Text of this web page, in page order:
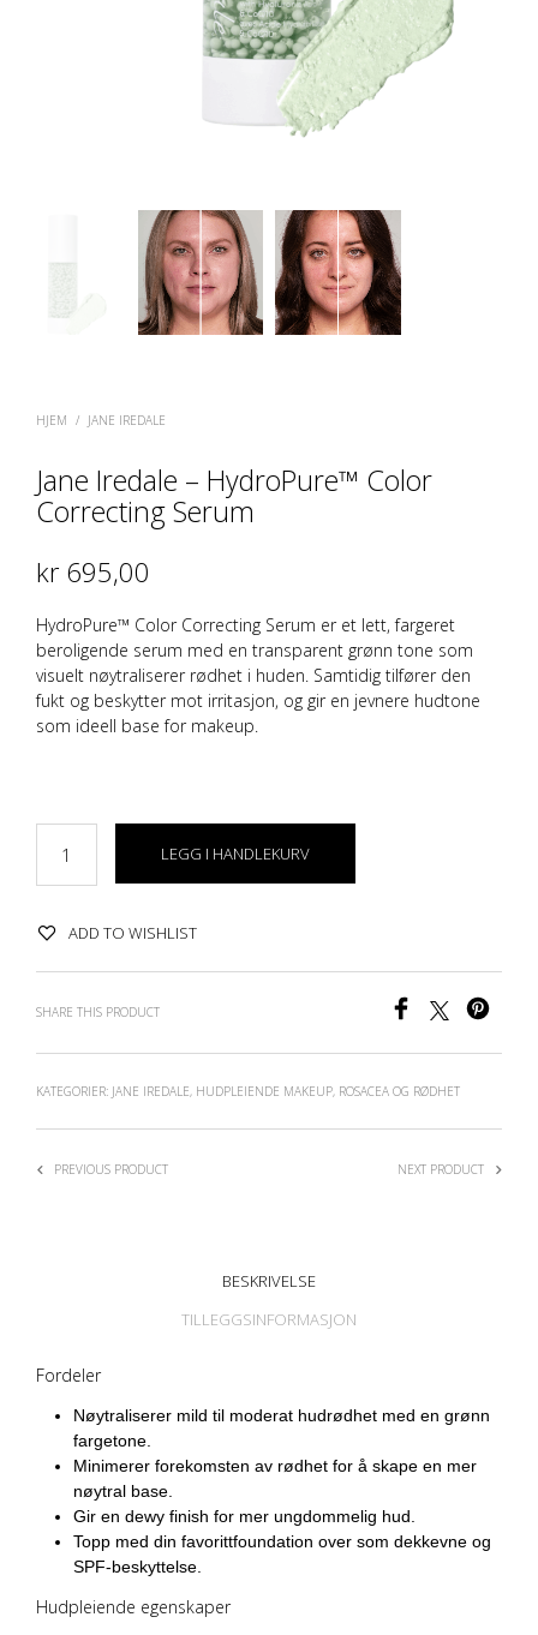
HJEM / JANE IREDALE
Jane Iredale – HydroPure™ Color
Correcting Serum
kr 695,00
HydroPure™ Color Correcting Serum er et lett, fargeret
beroligende serum med en transparent grønn tone som
visuelt nøytraliserer rødhet i huden. Samtidig tilfører den
fukt og beskytter mot irritasjon, og gir en jevnere hudtone
som ideell base for makeup.
LEGG I HANDLEKURV
ADD TO WISHLIST
SHARE THIS PRODUCT
KATEGORIER: JANE IREDALE, HUDPLEIENDE MAKEUP, ROSACEA OG RØDHET
PREVIOUS PRODUCT NEXT PRODUCT
BESKRIVELSE
TILLEGGSINFORMASJON
Fordeler
Nøytraliserer mild til moderat hudrødhet med en grønn
fargetone.
Minimerer forekomsten av rødhet for å skape en mer
nøytral base.
Gir en dewy finish for mer ungdommelig hud.
Topp med din favorittfoundation over som dekkevne og
SPF-beskyttelse.
Hudpleiende egenskaper